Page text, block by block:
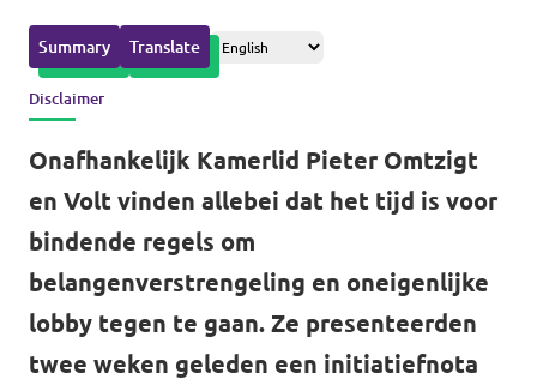
...alle Volt gemeenten
Afdelingen in de provincies
Volt Drenthe
Volt Fryslân
Volt Provincie Utrecht
...alle Volt provincies
Mensen
Nieuws
Agenda
Doneer
Summary Translate
Disclaimer
Onafhankelijk Kamerlid Pieter Omtzigt
en Volt vinden allebei dat het tijd is voor
bindende regels om
belangenverstrengeling en oneigenlijke
lobby tegen te gaan. Ze presenteerden
twee weken geleden een initiatiefnota